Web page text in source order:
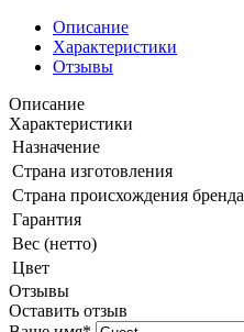
Описание
Характеристики
Отзывы
Описание
Характеристики
Назначение
Страна изготовления
Страна происхождения бренда
Гарантия
Вес (нетто)
Цвет
Отзывы
Оставить отзыв